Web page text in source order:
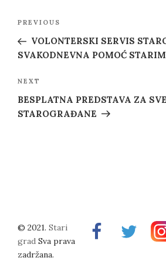
Post
Previous
Post
PREVIOUS
VOLONTERSKI SERVIS
SVAKODNEVNA POMOĆ
Next
Post
NEXT
BESPLATNA PREDSTAVA ZA SVE
STAROGRAĐANE
FacebookTwitter
© 2021. Stari
grad Sva prava
zadržana.